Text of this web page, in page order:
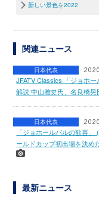
新しい景色を2022
関連ニュース
日本代表
JFATV Classics 「ジョホー
解説:中山雅史氏、名良橋
日本代表
「ジョホールバルの歓喜
ールドカップ初出場を決め
最新ニュース